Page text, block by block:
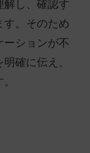
解し、確認す
す。そのため
ーションが不
確に伝え、